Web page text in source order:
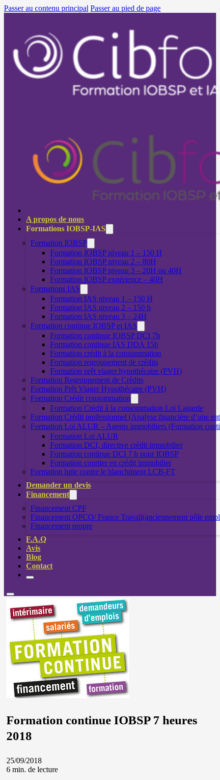
Passer au contenu principal Passer au pied de page
A propos de nous
Formations IOBSP-IAS
Formation IOBSP
Formation IOBSP niveau 1 – 150 H
Formation IOBSP niveau 2 – 80H
Formation IOBSP niveau 3 – 20H ou 40H
Formation IOBSP expérience – 40H
Formations IAS
Formation IAS niveau 1 – 150 H
Formation IAS niveau 2 – 150 h
Formation IAS niveau 3 – 24H
Formation continue IOBSP et IAS
Formation continue IOBSP DCI 7h
Formation continue IAS DDA 15h
Formation crédit à la consommation
Formation regroupement de crédits
Formation prêt viager hypothécaire (PVH)
Formation Regroupement de Crédits
Formation Prêt Viager Hypothécaire (PVH)
Formation Crédit consommation
Formation Crédit à la consommation Loi Lagarde
Formation Crédit professionnel (Analyse financière d’une
Formation Loi ALUR – Agents immobiliers (Formation
Formation Loi ALUR
Formation DCI, directive crédit immobilier
Formation continue DCI 7 h pour IOBSP
Formation courtier en crédit immobilier
Formation lutte contre le blanchiment LCB-FT
Demander un devis
Financement
Financement CPF
Financement OPCO/ France Travail(anciennement pôle
Financement propre
F.A.Q
Avis
Blog
Contact
Formation continue IOBSP 7 heures
2018
25/09/2018
6 min. de lecture